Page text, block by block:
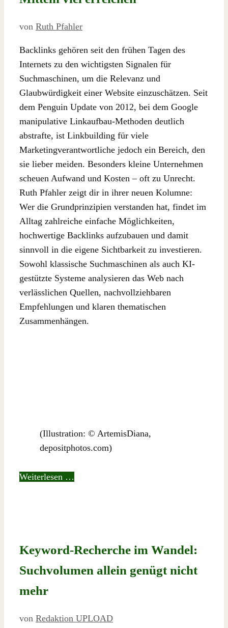
von Ruth Pfahler
Backlinks gehören seit den frühen Tagen des
Internets zu den wichtigsten Signalen für
Suchmaschinen, um die Relevanz und
Glaubwürdigkeit einer Website einzuschätzen. Seit
dem Penguin Update von 2012, bei dem Google
manipulative Linkaufbau-Methoden deutlich
abstrafte, ist Linkbuilding für viele
Marketingverantwortliche jedoch ein Bereich, den
sie lieber meiden. Besonders kleine Unternehmen
scheuen Aufwand und Kosten – oft zu Unrecht.
Ruth Pfahler zeigt dir in ihrer neuen Kolumne:
Wer die Grundprinzipien verstanden hat, findet im
Alltag zahlreiche einfache Möglichkeiten,
hochwertige Backlinks aufzubauen und damit
sinnvoll in die eigene Sichtbarkeit zu investieren.
Sowohl klassische Suchmaschinen als auch KI-
gestützte Systeme analysieren das Web nach
verlässlichen Quellen, nachvollziehbaren
Empfehlungen und klaren thematischen
Zusammenhängen.
(Illustration: © ArtemisDiana,
depositphotos.com)
Weiterlesen …
Keyword-Recherche im Wandel:
Suchvolumen allein genügt nicht
mehr
von Redaktion UPLOAD